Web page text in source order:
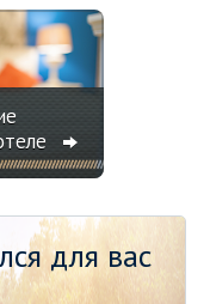
для вас